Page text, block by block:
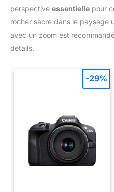
perspective essentielle pour
rocher sacré dans le paysage
avec un zoom est
détails.
-29%